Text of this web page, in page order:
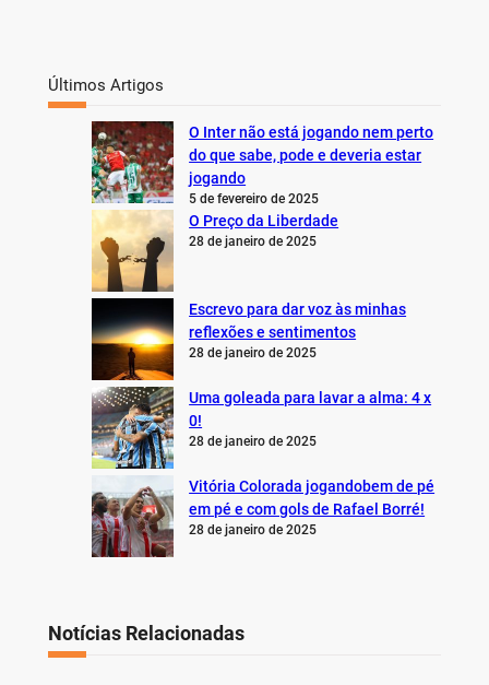
Últimos Artigos
O Inter não está jogando nem perto
do que sabe, pode e deveria estar
jogando
5 de fevereiro de 2025
O Preço da Liberdade
28 de janeiro de 2025
Escrevo para dar voz às minhas
reflexões e sentimentos
28 de janeiro de 2025
Uma goleada para lavar a alma: 4 x
0!
28 de janeiro de 2025
Vitória Colorada jogandobem de pé
em pé e com gols de Rafael Borré!
28 de janeiro de 2025
Notícias Relacionadas